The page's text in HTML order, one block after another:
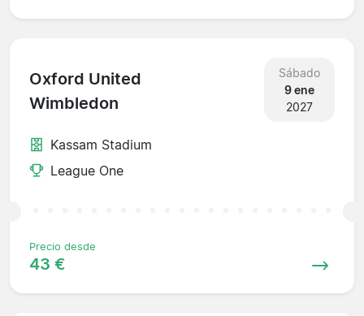
Oxford United
Wimbledon
Sábado
9 ene
2027
Kassam Stadium
League One
Precio desde
43 €